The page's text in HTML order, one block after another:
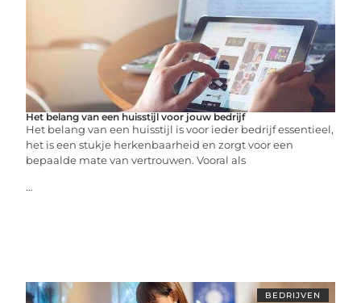
Het belang van een huisstijl voor jouw bedrijf
Het belang van een huisstijl is voor ieder bedrijf essentieel,
het is een stukje herkenbaarheid en zorgt voor een
bepaalde mate van vertrouwen. Vooral als
...
BEDRIJVEN